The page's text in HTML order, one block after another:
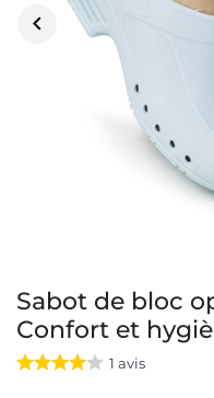

Sabot de bloc
Confort et
1 avis